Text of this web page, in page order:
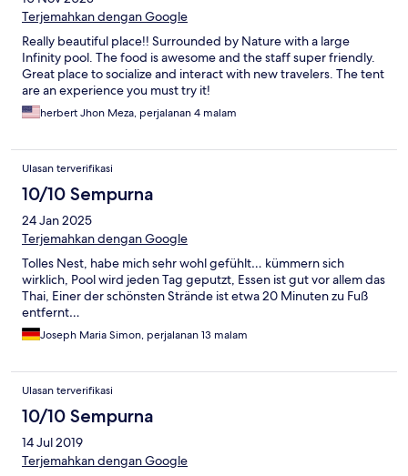
Terjemahkan dengan Google
Really beautiful place!! Surrounded by Nature with a large
Infinity pool. The food is awesome and the staff super friendly.
Great place to socialize and interact with new travelers. The tent
are an experience you must try it!
herbert Jhon Meza, perjalanan 4 malam
Ulasan terverifikasi
10/10 Sempurna
24 Jan 2025
Terjemahkan dengan Google
Tolles Nest, habe mich sehr wohl gefühlt… kümmern sich
wirklich, Pool wird jeden Tag geputzt, Essen ist gut vor allem das
Thai, Einer der schönsten Strände ist etwa 20 Minuten zu Fuß
entfernt…
Joseph Maria Simon, perjalanan 13 malam
Ulasan terverifikasi
10/10 Sempurna
14 Jul 2019
Terjemahkan dengan Google